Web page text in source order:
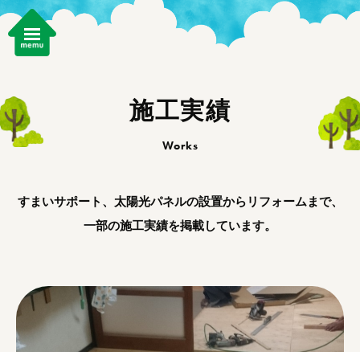
施工実績
Works
すまいサポート、太陽光パネルの設置からリフォームまで、
一部の施工実績を掲載しています。